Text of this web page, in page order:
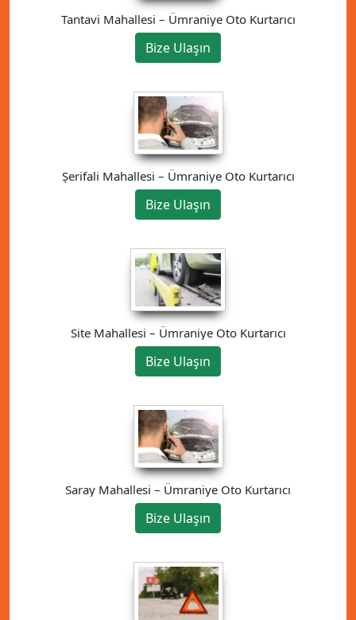
Tantavi Mahallesi – Ümraniye Oto Kurtarıcı
Bize Ulaşın
Şerifali Mahallesi – Ümraniye Oto Kurtarıcı
Bize Ulaşın
Site Mahallesi – Ümraniye Oto Kurtarıcı
Bize Ulaşın
Saray Mahallesi – Ümraniye Oto Kurtarıcı
Bize Ulaşın